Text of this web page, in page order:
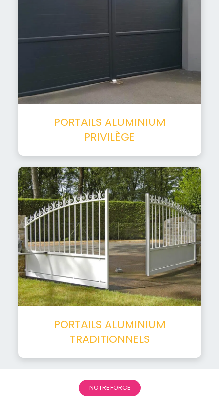
PORTAILS ALUMINIUM
PRIVILÈGE
PORTAILS ALUMINIUM
TRADITIONNELS
NOTRE FORCE